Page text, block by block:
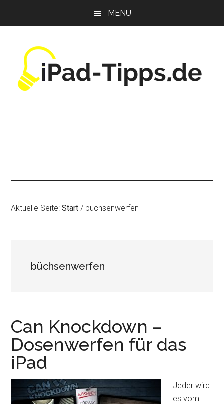
MENU
Aktuelle Seite:Start / büchsenwerfen
büchsenwerfen
Can Knockdown –
Dosenwerfen für das
iPad
Jeder wird
es vom